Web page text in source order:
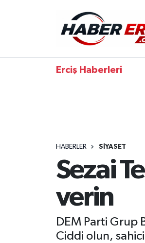
Erciş Haberleri
HABERLER SIYASET
Sezai
verin
DEM Parti Grup
Ciddi olun, sahici